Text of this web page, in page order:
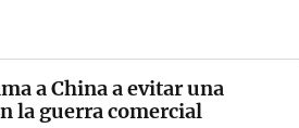
a China a evitar una
la guerra comercial